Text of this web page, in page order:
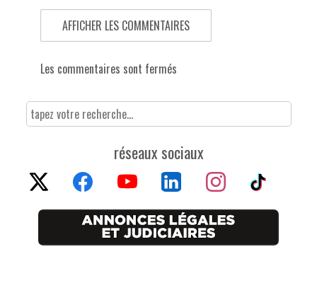
AFFICHER LES COMMENTAIRES
Les commentaires sont fermés
réseaux sociaux